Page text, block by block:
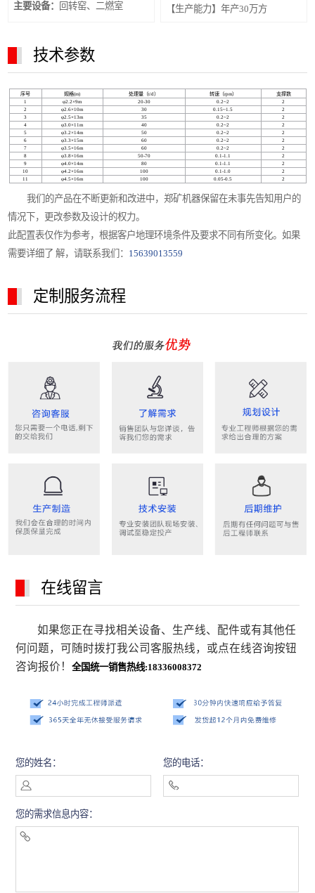
主要设备：
回转窑、二燃室
【生产能力】年产30万方
技术参数
序号 规格(m) 处理量（t/d） 转速（rpm）
支撑数
1
φ2.2×9m 20-30 0.2~2
2
2
φ2.6×10m 30 0.15~1.5
2
3
φ2.5×13m 35 0.2~2
2
4
φ3.0×11m 40 0.2~2
2
5
φ3.2×14m 50 0.2~2
2
6
φ3.3×15m 60 0.2~2
2
7
φ3.5×16m 60 0.2~2
2
8
φ3.8×16m 50-70 0.1-1.1
2
9
φ4.0×14m 80 0.1-1.1
2
10
φ4.2×16m 100 0.1-1.0
2
11
φ4.5×16m 100 0.05-0.5 2
我们的产品在不断更新和改进中，郑矿机器保留在未事先告知用户的
情况下，更改参数及设计的权力。
此配置表仅作为参考，根据客户地理环境条件及要求不同有所变化。如果
需要详细了 解，请联系我们： 15639013559
定制服务流程
在线留言
如果您正在寻找相关设备、生产线、配件或有其他任
何问题，可随时拨打我公司客服热线，或点在线咨询按钮
咨询报价！ 全国统一销售热线:18336008372
您的姓名： 您的电话：
您的需求信息内容：